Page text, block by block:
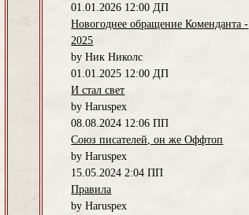
01.01.2026 12:00 ДП
Новогоднее обращение Коменданта -
2025
by Ник Николс
01.01.2025 12:00 ДП
И стал свет
by Haruspex
08.08.2024 12:06 ПП
Союз писателей, он же Оффтоп
by Haruspex
15.05.2024 2:04 ПП
Правила
by Haruspex